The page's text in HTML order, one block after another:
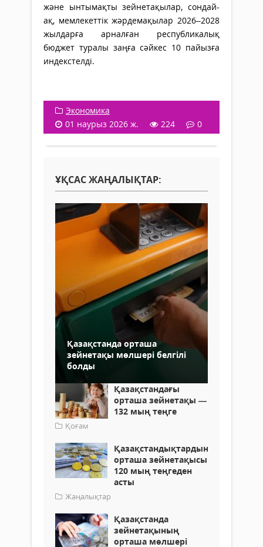
және ынтымақты зейнетақылар, сондай-
ақ, мемлекеттік жәрдемақылар 2026–2028
жылдарға арналған республикалық
бюджет туралы заңға сәйкес 10 пайызға
индекстелді.
Экономика
01 наурыз 2026 ж.
224 0
ҰҚСАС ЖАҢАЛЫҚТАР:
Қазақстанда орташа
зейнетақы мөлшері белгілі
болды
Қазақстандағы
орташа зейнетақы —
132 мың теңге
Қоғам
Қазақстандықтардың
орташа зейнетақысы
120 мың теңгеден
асты
Жаңалықтар
Қазақстанда
зейнетақының
орташа мөлшері